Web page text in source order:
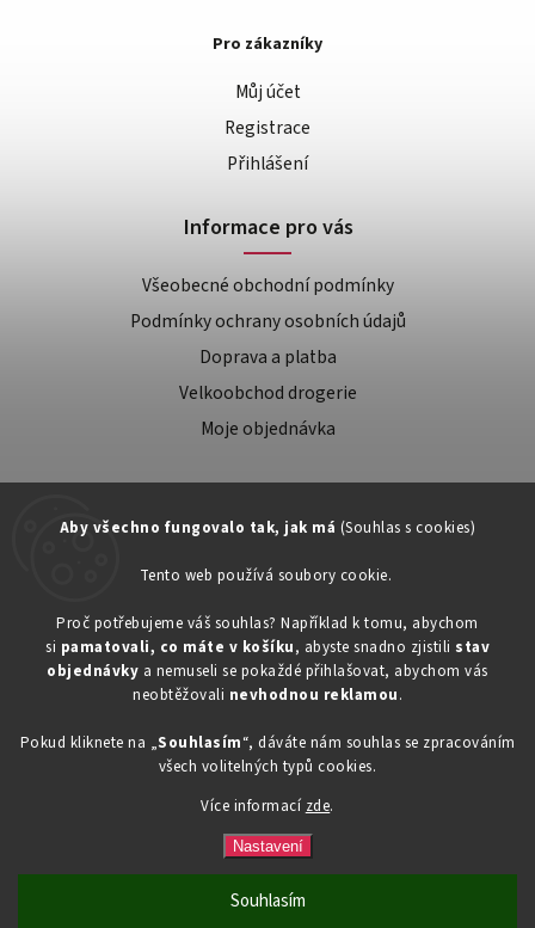
Aby všechno fungovalo tak, jak má (Souhlas s cookies)
Tento web používá soubory cookie.
Proč potřebujeme váš souhlas? Například k tomu, abychom
si pamatovali, co máte v košíku, abyste snadno zjistili stav
objednávky a nemuseli se pokaždé přihlašovat, abychom vás
neobtěžovali nevhodnou reklamou.
Pokud kliknete na „Souhlasím“, dáváte nám souhlas se zpracováním
všech volitelných typů cookies.
Více informací zde.
Nastavení
Souhlasím
734603917
eshop@toner-rl.cz
Pro zákazníky
Můj účet
Registrace
Přihlášení
Informace pro vás
Všeobecné obchodní podmínky
Podmínky ochrany osobních údajů
Doprava a platba
Velkoobchod drogerie
Moje objednávka
Copyright 2026Drogerka24.cz. Všechna práva vyhrazena.
VytvořilShoptet| Design